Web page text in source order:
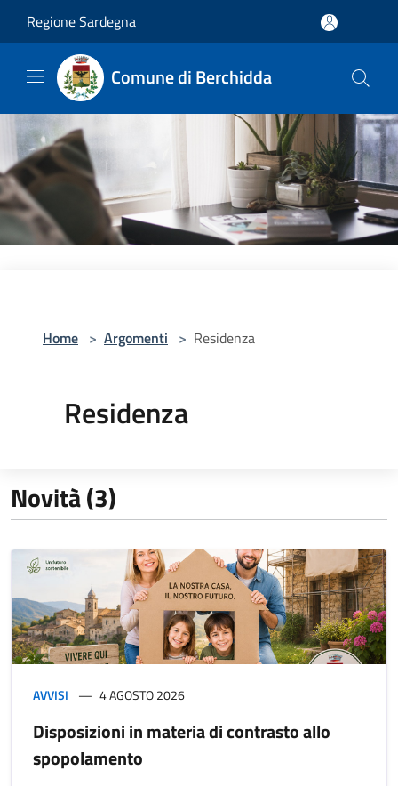
Regione Sardegna
Comune di Berchidda
Home > Argomenti > Residenza
Residenza
Novità (3)
AVVISI 4 AGOSTO 2026
Disposizioni in materia di contrasto allo
spopolamento